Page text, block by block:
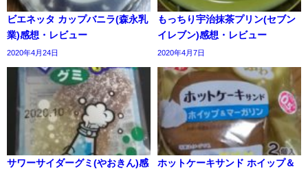
ビエネッタ カップバニラ(森永乳
業)感想・レビュー
2020年4月24日
もっちり宇治抹茶プリン(セブン
イレブン)感想・レビュー
2020年4月7日
サワーサイダーグミ(やおきん)感
ホットケーキサンド ホイップ＆